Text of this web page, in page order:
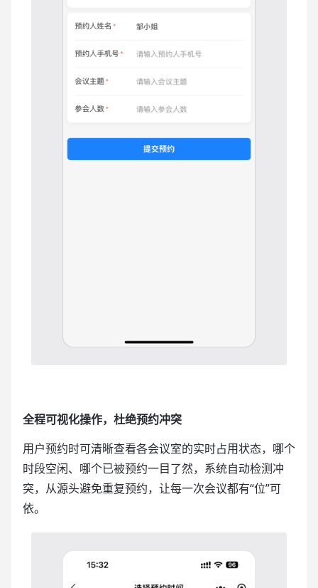
全程可视化操作，杜绝预约冲突
用户预约时可清晰查看各会议室的实时占用状态，哪个
时段空闲、哪个已被预约一目了然，系统自动检测冲
突，从源头避免重复预约，让每一次会议都有“位”可
依。